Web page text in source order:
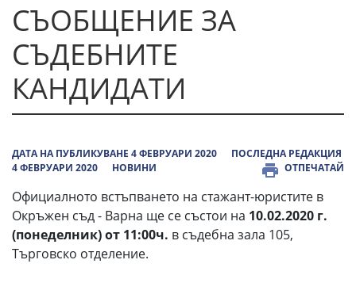
СЪОБЩЕНИЕ ЗА
СЪДЕБНИТЕ
КАНДИДАТИ
ДАТА НА ПУБЛИКУВАНЕ 4 ФЕВРУАРИ 2020
ПОСЛЕДНА РЕДАКЦИЯ
4 ФЕВРУАРИ 2020
НОВИНИ ОТПЕЧАТАЙ
Официалното встъпването на стажант-юристите в
Окръжен съд - Варна ще се състои на 10.02.2020 г.
(понеделник) от 11:00ч. в съдебна зала 105,
Търговско отделение.